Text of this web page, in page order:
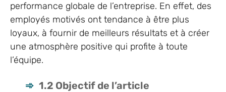
performance globale de l’entreprise. En effet, des
employés motivés ont tendance à être plus
loyaux, à fournir de meilleurs résultats et à créer
une atmosphère positive qui profite à toute
l’équipe.
1.2 Objectif de l’article